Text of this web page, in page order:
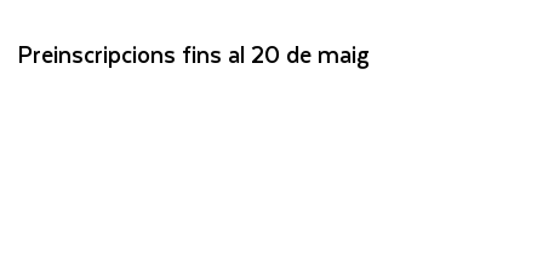
Preinscripcions fins al 20 de maig